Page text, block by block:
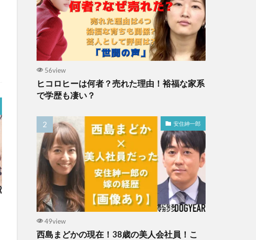
56view
ヒコロヒーは何者？売れた理由！裕福な家系
で学歴も凄い？
安住紳一郎
49view
西島まどかの現在！38歳の美人会社員！こ